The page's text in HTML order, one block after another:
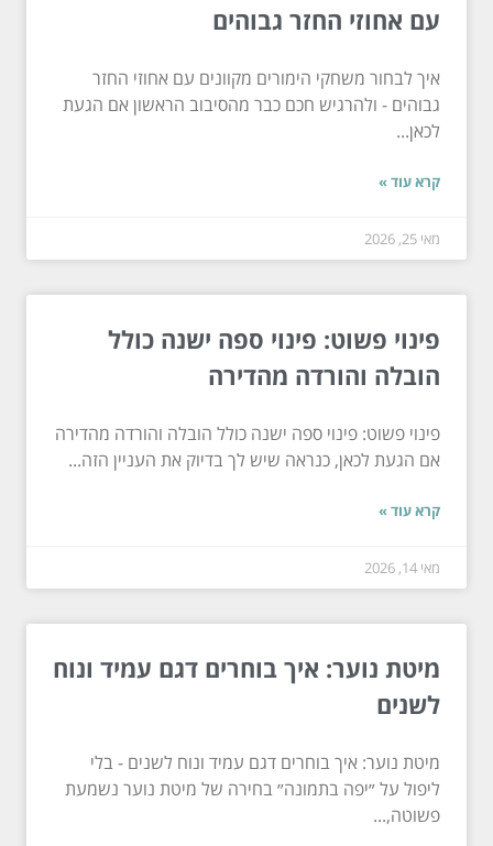
עם אחוזי החזר גבוהים
איך לבחור משחקי הימורים מקוונים עם אחוזי החזר
גבוהים - ולהרגיש חכם כבר מהסיבוב הראשון אם הגעת
לכאן...
קרא עוד »
מאי 25, 2026
פינוי פשוט: פינוי ספה ישנה כולל
הובלה והורדה מהדירה
פינוי פשוט: פינוי ספה ישנה כולל הובלה והורדה מהדירה
אם הגעת לכאן, כנראה שיש לך בדיוק את העניין הזה...
קרא עוד »
מאי 14, 2026
מיטת נוער: איך בוחרים דגם עמיד ונוח
לשנים
מיטת נוער: איך בוחרים דגם עמיד ונוח לשנים - בלי
ליפול על ״יפה בתמונה״ בחירה של מיטת נוער נשמעת
פשוטה,...